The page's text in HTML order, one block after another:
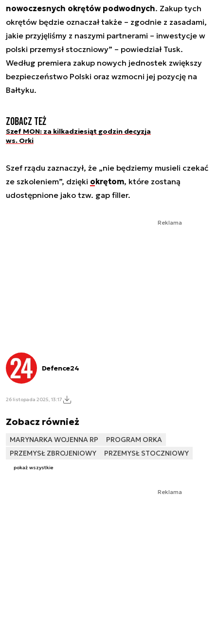
nowoczesnych okrętów podwodnych. Zakup tych
okrętów będzie oznaczał także – zgodnie z zasadami,
jakie przyjęliśmy z naszymi partnerami – inwestycje w
polski przemysł stoczniowy” – powiedział Tusk.
Według premiera zakup nowych jednostek zwiększy
bezpieczeństwo Polski oraz wzmocni jej pozycję na
Bałtyku.
Zobacz też
Szef MON: za kilkadziesiąt godzin decyzja
ws. Orki
Szef rządu zaznaczył, że „nie będziemy musieli czekać
ze szkoleniem”, dzięki okrętom, które zostaną
udostępnione jako tzw. gap filler.
Reklama
Defence24
26 listopada 2025, 13:17
Zobacz również
MARYNARKA WOJENNA RP
PROGRAM ORKA
PRZEMYSŁ ZBROJENIOWY
PRZEMYSŁ STOCZNIOWY
pokaż wszystkie
Reklama